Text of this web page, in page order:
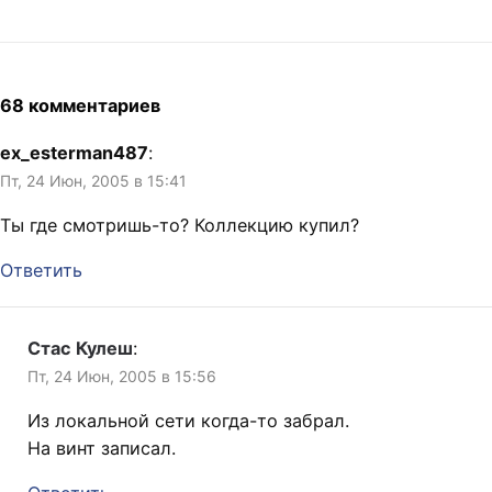
68 комментариев
ex_esterman487:
Пт, 24 Июн, 2005 в 15:41
Ты где смотришь-то? Коллекцию купил?
Ответить
Стас Кулеш:
Пт, 24 Июн, 2005 в 15:56
Из локальной сети когда-то забрал.
На винт записал.